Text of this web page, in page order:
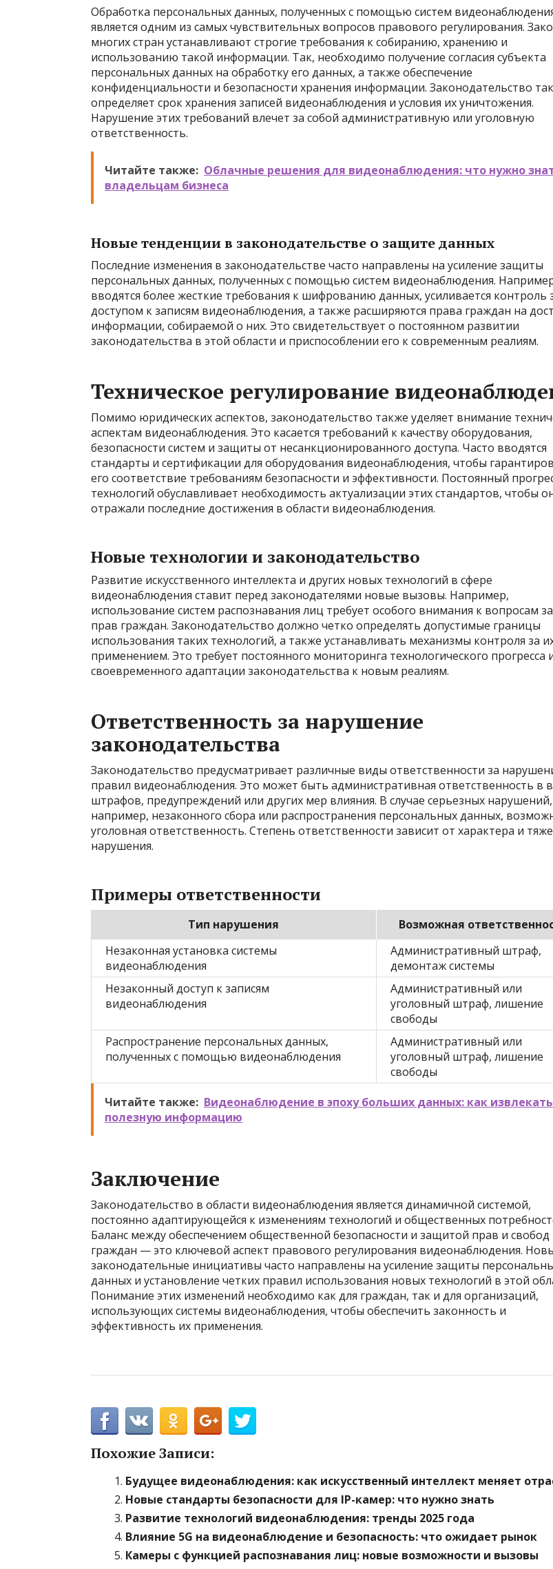
Обработка персональных данных, полученных с помощью систем
является одним из самых чувствительных вопросов правового регулирования.
многих стран устанавливают строгие требования к собиранию, хранению и
использованию такой информации. Так, необходимо получение согласия субъекта
персональных данных на обработку его данных, а также обеспечение
конфиденциальности и безопасности хранения информации. Законодательство
определяет срок хранения записей видеонаблюдения и условия их уничтожения.
Нарушение этих требований влечет за собой административную или уголовную
ответственность.
Читайте также: Облачные решения для видеонаблюдения: что нужно
владельцам бизнеса
Новые тенденции в законодательстве о защите данных
Последние изменения в законодательстве часто направлены на усиление защиты
персональных данных, полученных с помощью систем видеонаблюдения.
вводятся более жесткие требования к шифрованию данных, усиливается контроль
доступом к записям видеонаблюдения, а также расширяются права граждан на
информации, собираемой о них. Это свидетельствует о постоянном развитии
законодательства в этой области и приспособлении его к современным реалиям.
Техническое регулирование
Помимо юридических аспектов, законодательство также уделяет внимание
аспектам видеонаблюдения. Это касается требований к качеству оборудования,
безопасности систем и защиты от несанкционированного доступа. Часто вводятся
стандарты и сертификации для оборудования видеонаблюдения, чтобы
его соответствие требованиям безопасности и эффективности. Постоянный
технологий обуславливает необходимость актуализации этих стандартов, чтобы
отражали последние достижения в области видеонаблюдения.
Новые технологии и законодательство
Развитие искусственного интеллекта и других новых технологий в сфере
видеонаблюдения ставит перед законодателями новые вызовы. Например,
использование систем распознавания лиц требует особого внимания к вопросам
прав граждан. Законодательство должно четко определять допустимые границы
использования таких технологий, а также устанавливать механизмы контроля за
применением. Это требует постоянного мониторинга технологического прогресса
своевременного адаптации законодательства к новым реалиям.
Ответственность за нарушение
законодательства
Законодательство предусматривает различные виды ответственности за
правил видеонаблюдения. Это может быть административная ответственность в
штрафов, предупреждений или других мер влияния. В случае серьезных нарушений,
например, незаконного сбора или распространения персональных данных,
уголовная ответственность. Степень ответственности зависит от характера и
нарушения.
Примеры ответственности
Тип нарушения
Возможная
Незаконная установка системы
видеонаблюдения
Административный штраф,
демонтаж системы
Незаконный доступ к записям
видеонаблюдения
Административный или
уголовный штраф, лишение
свободы
Распространение персональных данных,
полученных с помощью видеонаблюдения
Административный или
уголовный штраф, лишение
свободы
Читайте также: Видеонаблюдение в эпоху больших данных: как извлекать
полезную информацию
Заключение
Законодательство в области видеонаблюдения является динамичной системой,
постоянно адаптирующейся к изменениям технологий и общественных
Баланс между обеспечением общественной безопасности и защитой прав и свобод
граждан — это ключевой аспект правового регулирования видеонаблюдения.
законодательные инициативы часто направлены на усиление защиты
данных и установление четких правил использования новых технологий в этой
Понимание этих изменений необходимо как для граждан, так и для организаций,
использующих системы видеонаблюдения, чтобы обеспечить законность и
эффективность их применения.
Похожие Записи:
Будущее видеонаблюдения: как искусственный интеллект меняет
Новые стандарты безопасности для IP-камер: что нужно знать
Развитие технологий видеонаблюдения: тренды 2025 года
Влияние 5G на видеонаблюдение и безопасность: что ожидает рынок
Камеры с функцией распознавания лиц: новые возможности и вызовы